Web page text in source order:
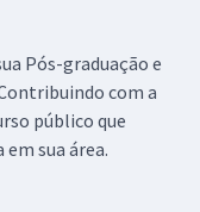
Pós-graduação e
com a
público que
sua área.